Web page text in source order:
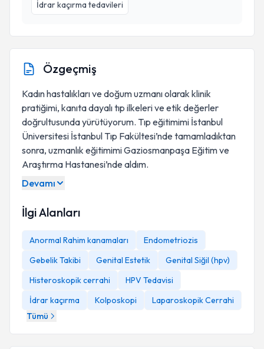
İdrar kaçırma tedavileri
Özgeçmiş
Kadın hastalıkları ve doğum uzmanı olarak klinik
pratiğimi, kanıta dayalı tıp ilkeleri ve etik değerler
doğrultusunda yürütüyorum. Tıp eğitimimi İstanbul
Üniversitesi İstanbul Tıp Fakültesi’nde tamamladıktan
sonra, uzmanlık eğitimimi Gaziosmanpaşa Eğitim ve
Araştırma Hastanesi’nde aldım.
Devamı
İlgi Alanları
Anormal Rahim kanamaları
Endometriozis
Gebelik Takibi
Genital Estetik
Genital Siğil (hpv)
Histeroskopik cerrahi
HPV Tedavisi
İdrar kaçırma
Kolposkopi
Laparoskopik Cerrahi
Tümü